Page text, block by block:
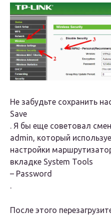
Не забудьте сохранить
Save
. Я бы еще советовал
admin, который
настройки
вкладке System Tools
– Password
.
После этого